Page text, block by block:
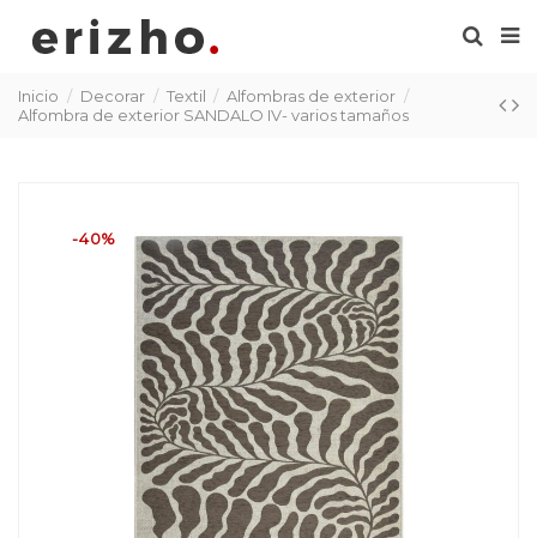
Inicio Decorar Textil
Alfombras de exterior
Alfombra de exterior SANDALO IV- varios tamaños
-40%